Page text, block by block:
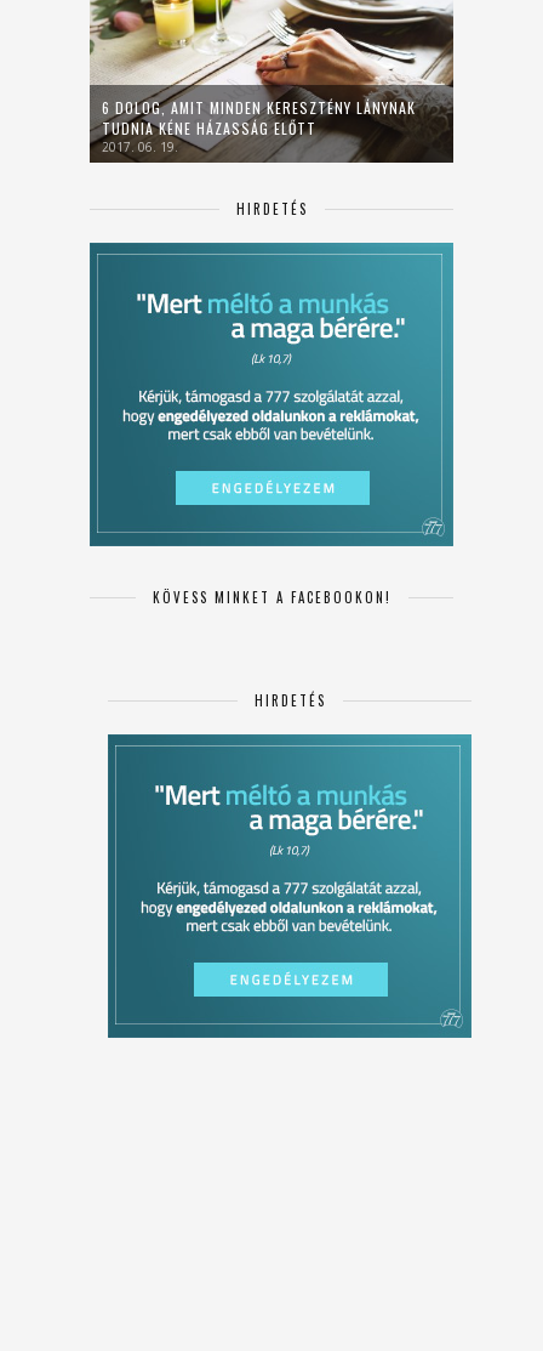
6 DOLOG, AMIT MINDEN KERESZTÉNY LÁNYNAK
TUDNIA KÉNE HÁZASSÁG ELŐTT
2017. 06. 19.
HIRDETÉS
KÖVESS MINKET A FACEBOOKON!
HIRDETÉS